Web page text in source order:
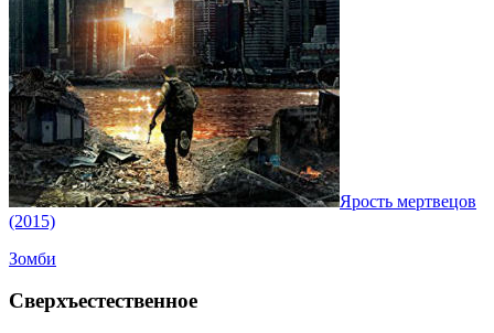
Ярость мертвецов
(2015)
Зомби
Сверхъестественное